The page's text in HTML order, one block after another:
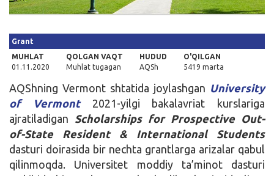
Grant
MUHLAT
01.11.2020
QOLGAN VAQT
Muhlat tugagan
HUDUD
AQSh
O'QILGAN
5419 marta
AQShning Vermont shtatida joylashgan University
of Vermont2021-yilgi bakalavriat kurslariga
ajratiladigan Scholarships for Prospective Out-
of-State Resident & International Students
dasturi doirasida bir nechta grantlarga arizalar qabul
qilinmoqda. Universitet moddiy ta’minot dasturi